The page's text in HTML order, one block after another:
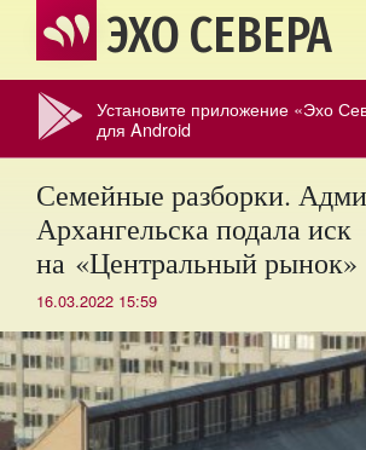
ЭХО СЕВЕРА
Установите приложение «Эхо
для Android
Семейные разборки.
Архангельска подала иск
на «Центральный рынок»
16.03.2022 15:59